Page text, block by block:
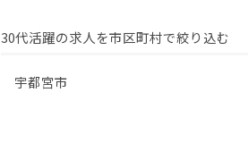
30代活躍の求人を市区町村で絞り込む
宇都宮市